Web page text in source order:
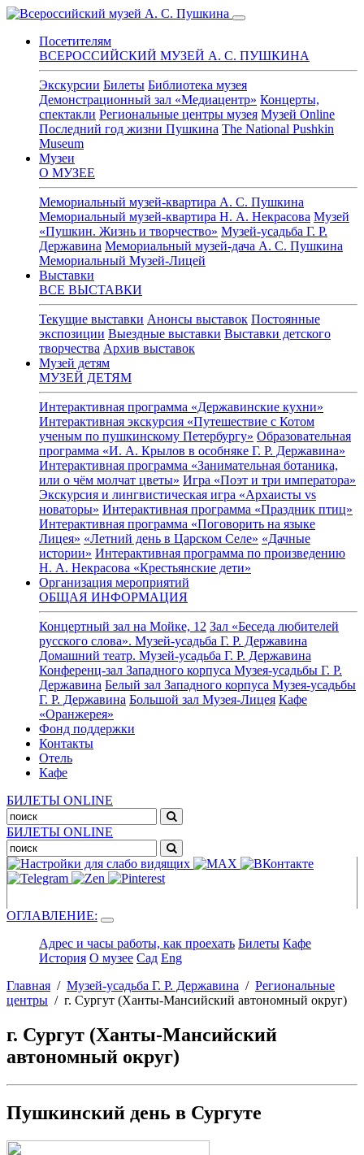
Сайт Всероссийского музея Александра Сергеевича Пушкина
Посетителям
ВСЕРОССИЙСКИЙ МУЗЕЙ А. С. ПУШКИНА
Экскурсии Билеты Библиотека музея
Демонстрационный зал «Медиацентр» Концерты,
спектакли Региональные центры музея Музей Online
Последний год жизни Пушкина The National Pushkin
Museum
Музеи
О МУЗЕЕ
Мемориальный музей-квартира А. С. Пушкина
Мемориальный музей-квартира Н. А. Некрасова Музей
«Пушкин. Жизнь и творчество» Музей-усадьба Г. Р.
Державина Мемориальный музей-дача А. С. Пушкина
Мемориальный Музей-Лицей
Выставки
ВСЕ ВЫСТАВКИ
Текущие выставки Анонсы выставок Постоянные
экспозиции Выездные выставки Выставки детского
творчества Архив выставок
Музей детям
МУЗЕЙ ДЕТЯМ
Интерактивная программа «Державинские кухни»
Интерактивная экскурсия «Путешествие с Котом
ученым по пушкинскому Петербургу» Образовательная
программа «И. А. Крылов в особняке Г. Р. Державина»
Интерактивная программа «Занимательная ботаника,
или о чём молчат цветы» Игра «Поэт и три императора»
Экскурсия и лингвистическая игра «Архаисты vs
новаторы» Интерактивная программа «Праздник птиц»
Интерактивная программа «Поговорить на языке
Лицея» «Летний день в Царском Селе» «Дачные
истории» Интерактивная программа по произведению
Н. А. Некрасова «Крестьянские дети»
Организация мероприятий
ОБЩАЯ ИНФОРМАЦИЯ
Концертный зал на Мойке, 12 Зал «Беседа любителей
русского слова». Музей-усадьба Г. Р. Державина
Домашний театр. Музей-усадьба Г. Р. Державина
Конференц-зал Западного корпуса Музея-усадьбы Г. Р.
Державина Белый зал Западного корпуса Музея-усадьбы
Г. Р. Державина Большой зал Музея-Лицея Кафе
«Оранжерея»
Фонд поддержки
Контакты
Отель
Кафе
БИЛЕТЫ ONLINE
БИЛЕТЫ ONLINE
ОГЛАВЛЕНИЕ:
Адрес и часы работы, как проехать Билеты Кафе
История О музее Сад Eng
Главная / Музей-усадьба Г. Р. Державина / Региональные
центры / г. Сургут (Ханты-Мансийский автономный округ)
г. Сургут (Ханты-Мансийский
автономный округ)
Пушкинский день в Сургуте